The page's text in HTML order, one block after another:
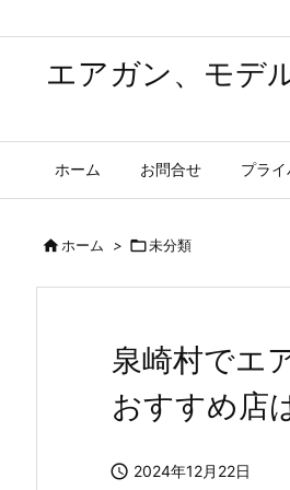
エアガン、モデ
ホーム お問合せ プラ
ホーム > 未分類
泉崎村でエ
おすすめ店
 2024年12月22日